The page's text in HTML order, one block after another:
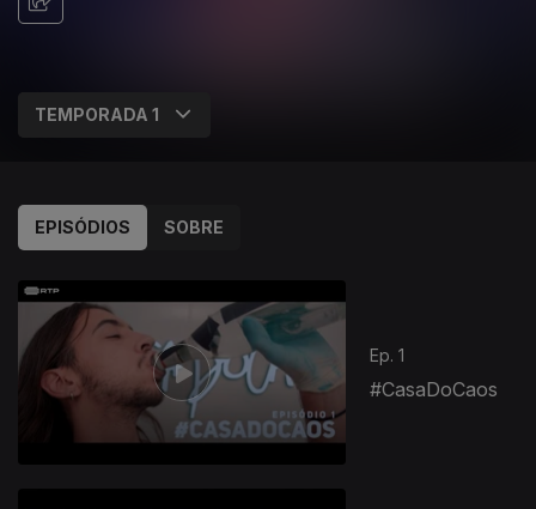
EPISÓDIOS SOBRE
Ep. 1
#CasaDoCaos